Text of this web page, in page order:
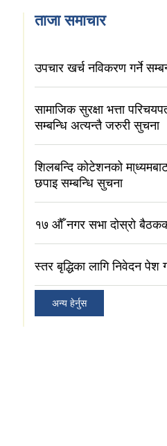
ताजा समाचार
उपचार खर्च नविकरण गर्ने
सामाजिक सुरक्षा भत्ता
सम्बन्धि अत्यन्तै जरुरी सुचना
शिलबन्दि कोटेशनको
छपाइ सम्बन्धि सुचना
१७ ‍औँ नगर सभा दोस्रो
स्तर बृद्धिका लागि निवेदन पेश
अन्य हेर्नुस